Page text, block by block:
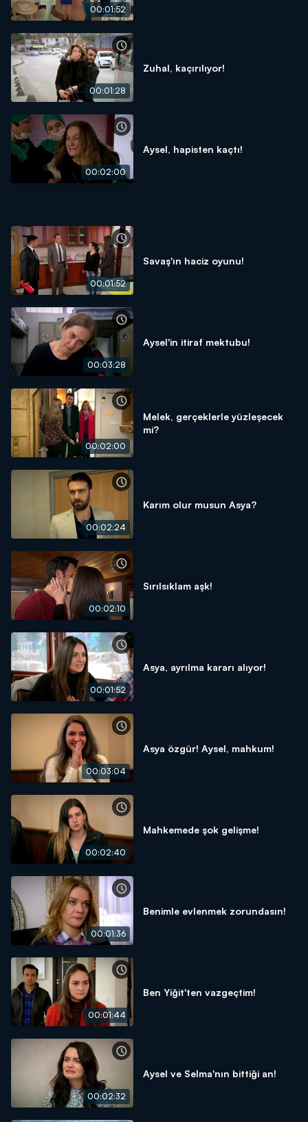
00:01:52
00:01:28
Zuhal, kaçırılıyor!
00:02:00
Aysel, hapisten kaçtı!
00:01:52
Savaş'ın haciz oyunu!
00:03:28
Aysel'in itiraf mektubu!
00:02:00
Melek, gerçeklerle yüzleşecek
mi?
00:02:24
Karım olur musun Asya?
00:02:10
Sırılsıklam aşk!
00:01:52
Asya, ayrılma kararı alıyor!
00:03:04
Asya özgür! Aysel, mahkum!
00:02:40
Mahkemede şok gelişme!
00:01:36
Benimle evlenmek zorundasın!
00:01:44
Ben Yiğit'ten vazgeçtim!
00:02:32
Aysel ve Selma'nın bittiği an!